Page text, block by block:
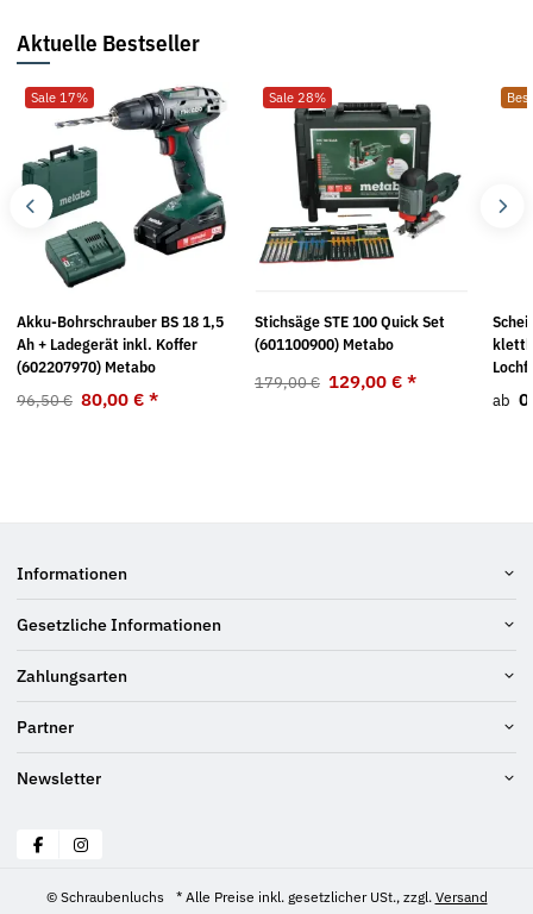
Aktuelle Bestseller
Sale 17%
Akku-Bohrschrauber BS 18 1,5
Ah + Ladegerät inkl. Koffer
(602207970) Metabo
96,50 € 80,00 € *
Sale 28%
Stichsäge STE 100 Quick Set
(601100900) Metabo
179,00 € 129,00 € *
ab
Informationen
Gesetzliche Informationen
Zahlungsarten
Partner
Newsletter
© Schraubenluchs * Alle Preise inkl. gesetzlicher USt., zzgl. Versand